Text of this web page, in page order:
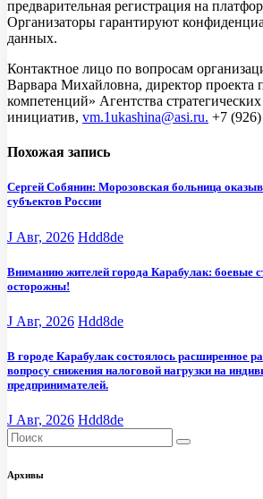
предварительная регистрация на
Организаторы гарантируют
данных.
Контактное лицо по вопросам
Варвара Михайловна, директор проекта
компетенций» Агентства стратегических
инициатив, vm.1ukashina@asi.ru. +7
Похожая запись
Сергей Собянин: Морозовская больница
субъектов России
J Авг, 2026 Hdd8de
Вниманию жителей города Карабулак: боевые
осторожны!
J Авг, 2026 Hdd8de
В городе Карабулак состоялось расширенное
вопросу снижения налоговой нагрузки на
предпринимателей.
J Авг, 2026 Hdd8de
Архивы